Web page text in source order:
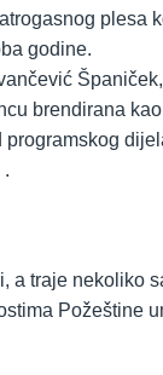
plesa
godine.
brendirana
.
a traje nekoliko
Požeštine